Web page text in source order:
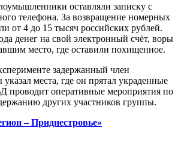
оставляли записку с
телефона. За возвращение номерных
от 4 до 15 тысяч российских рублей.
денег на свой электронный счёт, воры
место, где оставили похищенное.
задержанный член
места, где он прятал украденные
проводит оперативные мероприятия по
других участников группы.
– Приднестровье»